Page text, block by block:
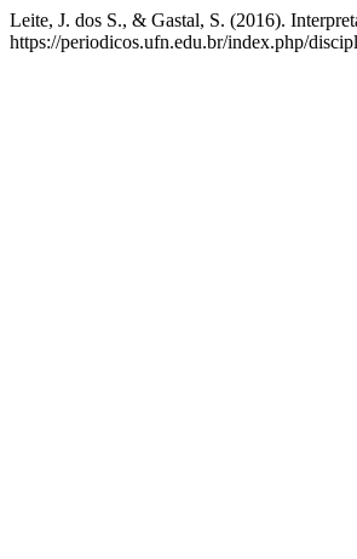
Leite, J. dos S., & Gastal, S. (2016).
https://periodicos.ufn.edu.br/index.php/